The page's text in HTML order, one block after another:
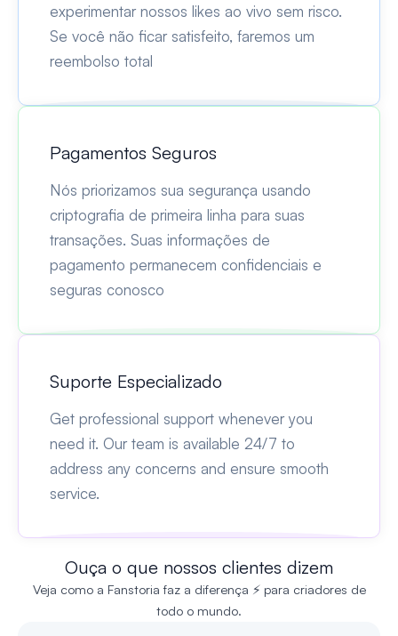
experimentar nossos likes ao vivo sem risco.
Se você não ficar satisfeito, faremos um
reembolso total
Pagamentos Seguros
Nós priorizamos sua segurança usando
criptografia de primeira linha para suas
transações. Suas informações de
pagamento permanecem confidenciais e
seguras conosco
Suporte Especializado
Get professional support whenever you
need it. Our team is available 24/7 to
address any concerns and ensure smooth
service.
Ouça o que nossos clientes dizem
Veja como a Fanstoria faz a diferença ⚡ para criadores de
todo o mundo.